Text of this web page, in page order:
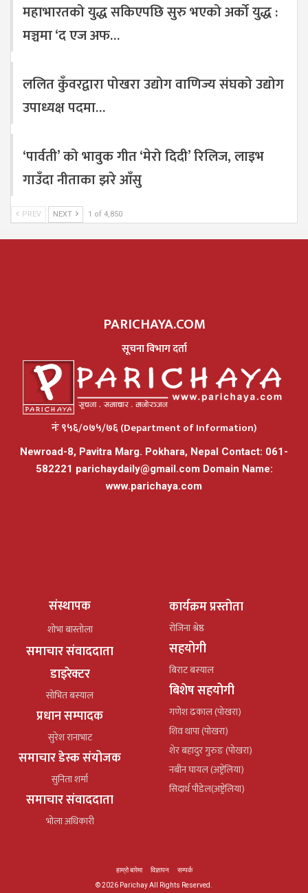
महाभारतको युद्ध सकिएपछि सुरु भएको अर्को युद्ध :
मञ्चमा ‘द एज अफ…
ललित कुँवरद्वारा पोखरा उद्योग वाणिज्य संघको उद्योग
उपाध्यक्ष पदमा…
‘पार्वती’ को भावुक गीत ‘मेरो दिदी’ रिलिज, लाइभ
गाउँदा नीताका झरे आँसु
PREV NEXT 1 of 4,850
PARICHAYA.COM
सूचना विभाग दर्ता
नंः ९५६/०७५/७६ (Department of Information)
Newroad-8, Pavitra Marg. Pokhara, Nepal Contact: 061-
582221 parichaydaily@gmail.comDomain Name:
www.parichaya.com
संस्थापक
शोभा बास्तोला
समाचार संवाददाता
डाइरेक्टर
सोभित बस्याल
प्रधान सम्पादक
सुरेश रानाभाट
समाचार डेस्क संयोजक
सुनिता शर्मा
समाचार संवाददाता
भोला अधिकारी
कार्यक्रम प्रस्तोता
रोजिना श्रेष्ठ
सहयोगी
बिराट बस्याल
बिशेष सहयोगी
गणेश ढकाल (पोखरा)
शिव थापा (पोखरा)
शेर बहादुर गुरुङ (पोखरा)
नबीन घायल (अष्ट्रेलिया)
सिदार्थ पौडेल(अष्ट्रेलिया)
हाम्रो बारेमा विज्ञापन
सम्पर्क
© 2026 Parichay All Rights Reserved.